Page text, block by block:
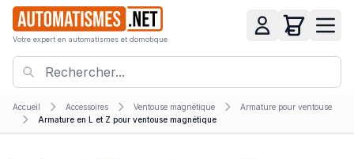
Votre expert en automatismes et domotique
Accueil Accessoires Ventouse magnétique
Armature pour ventouse
Armature en L et Z pour ventouse magnétique